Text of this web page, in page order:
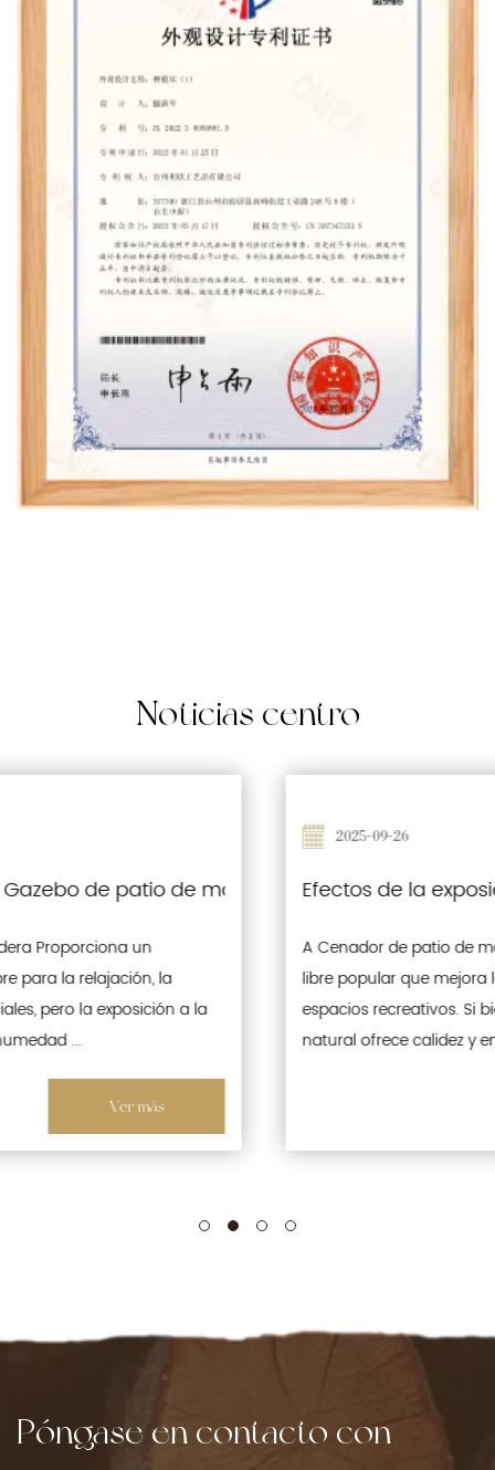
Noticias centro
incorporan impermeabilización y
Efectos de la exposición al sol prolongada en
A Cenador de patio de madera es una estructura al aire
libre popular que mejora los jardines, los patios y los
espacios recreativos. Si bien su estética de madera
natural ofrece calidez y en...
Póngase en contacto con